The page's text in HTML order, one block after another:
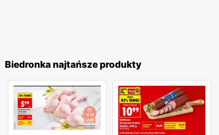
Biedronka najtańsze produkty